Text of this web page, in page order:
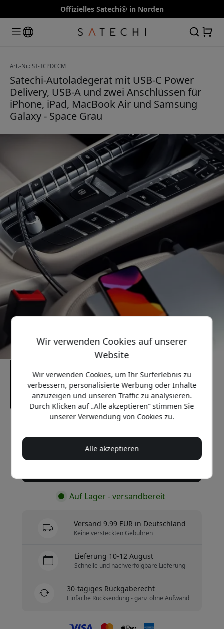
Offizielles Satechi® in Norden
Art.-Nr.: ST-TCPDCCM
Satechi-Autoladegerät mit USB-C Power
Delivery, USB-A und zwei Anschlüssen für
iPhone, iPad, MacBook Air und Samsung
Galaxy - Space Grau
37.99 EUR
Auf Lager - versandbereit
Versand 9.99 EUR in Deutschland
Keine versteckten Gebühren
Lieferung 10-12 August
Schnelle und nachverfolgbare Lieferung
30-tägiges Rückgaberecht
Einfache Rücksendung - ganz ohne Aufwand
Wir verwenden Cookies auf unserer
Website
Wir verwenden Cookies, um Ihr Surferlebnis zu
verbessern, personalisierte Werbung oder Inhalte
anzuzeigen und unseren Traffic zu analysieren.
Durch Klicken auf „Alle akzeptieren“ stimmen Sie
unserer Verwendung von Cookies zu.
Alle akzeptieren